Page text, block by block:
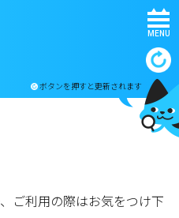
MENU
ボタンを押すと更新されます
ご利用の際はお気をつけ下